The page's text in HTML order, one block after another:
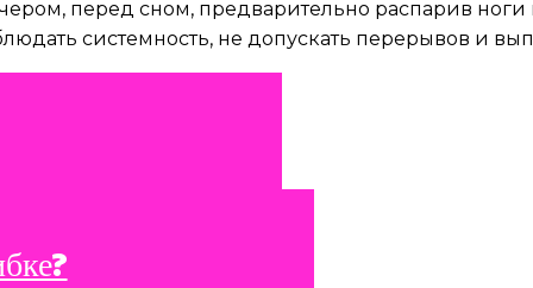
перед сном, предварительно распарив ноги
системность, не допускать перерывов и